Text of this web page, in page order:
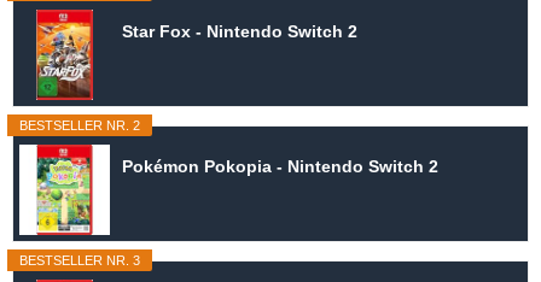
Star Fox - Nintendo Switch 2
BESTSELLER NR. 2
Pokémon Pokopia - Nintendo Switch 2
BESTSELLER NR. 3